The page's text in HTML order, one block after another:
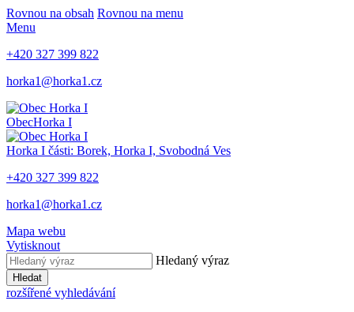
Rovnou na obsah Rovnou na menu
Menu
+420 327 399 822
horka1@horka1.cz
ObecHorka I
Horka I části: Borek, Horka I, Svobodná Ves
+420 327 399 822
horka1@horka1.cz
Mapa webu
Vytisknout
Hledaný výraz
Hledat
rozšířené vyhledávání